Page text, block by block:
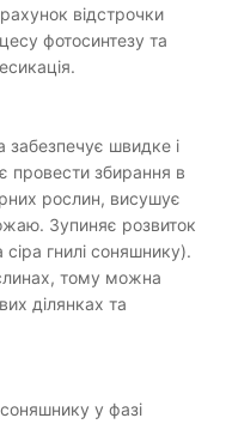
відстрочки
фотосинтезу та
швидке і
провести збирання в
рослин, висушує
Зупиняє розвиток
гнилі соняшнику).
тому можна
ділянках та
у фазі